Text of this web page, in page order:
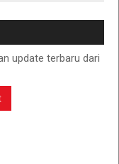
update terbaru dari